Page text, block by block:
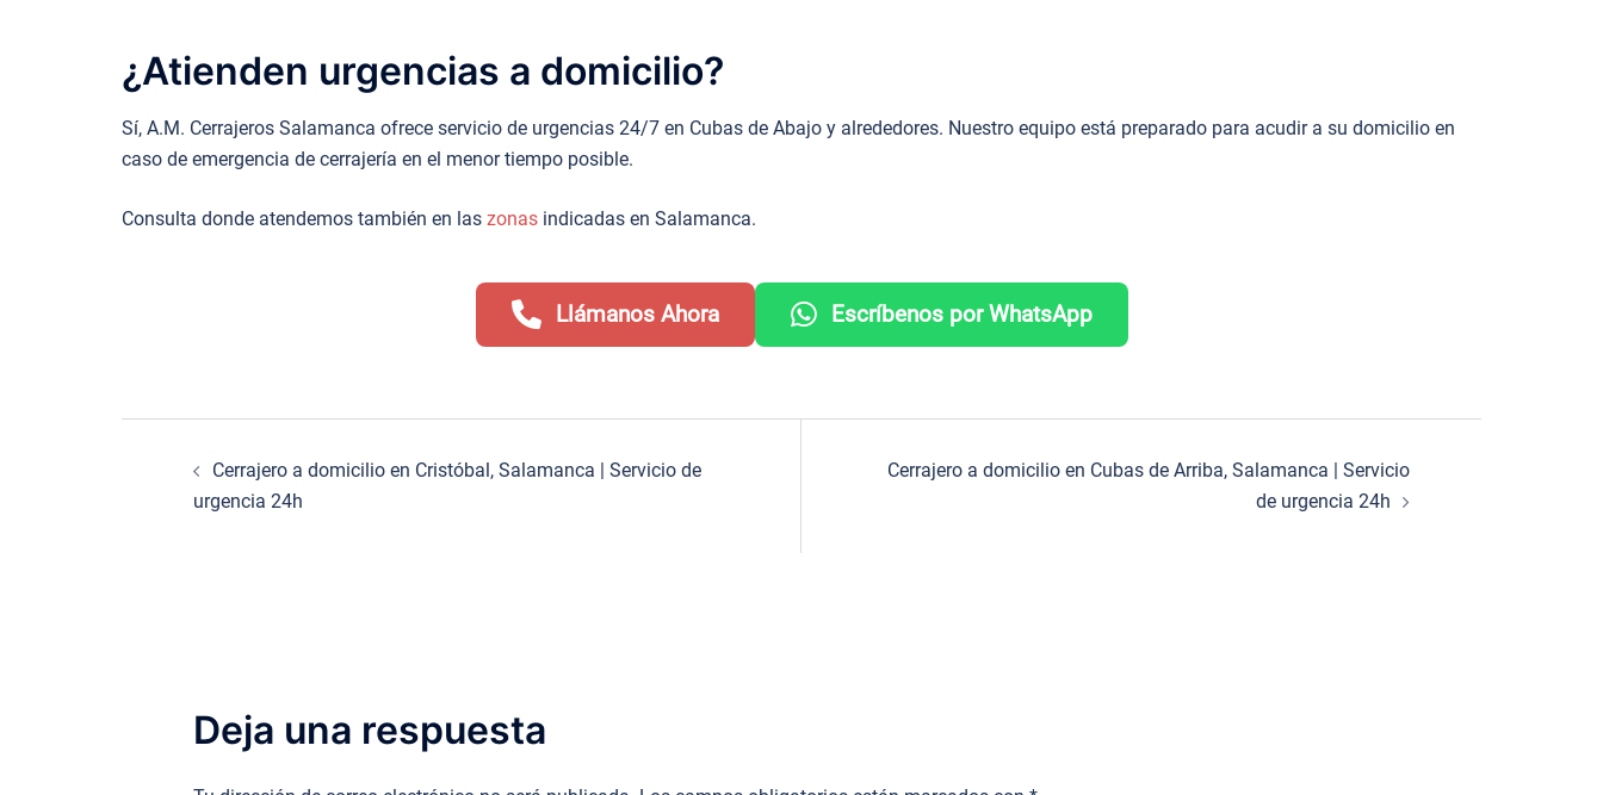
¿Atienden urgencias a domicilio?
Sí, A.M. Cerrajeros Salamanca ofrece servicio de urgencias 24/7 en Cubas de Abajo y alrededores. Nuestro equipo está preparado para acudir a su domicilio en
caso de emergencia de cerrajería en el menor tiempo posible.
Consulta donde atendemos también en las zonas indicadas en Salamanca.
Llámanos Ahora Escríbenos por WhatsApp
Navegación
Cerrajero a domicilio en Cristóbal, Salamanca | Servicio de
urgencia 24h
Cerrajero a domicilio en Cubas de Arriba, Salamanca | Servicio
de urgencia 24h
Deja una respuesta